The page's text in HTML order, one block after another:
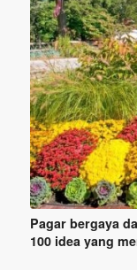
Pagar bergaya
100 idea yang